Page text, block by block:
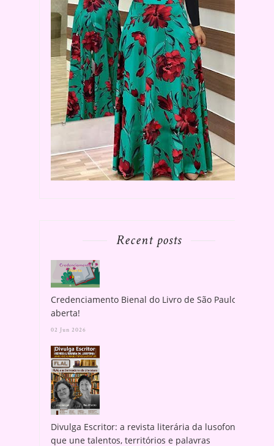
Recent posts
Credenciamento Bienal do Livro de São Paulo
aberta!
02 Jun 2026
Divulga Escritor: a revista literária da lusofonia
que une talentos, territórios e palavras